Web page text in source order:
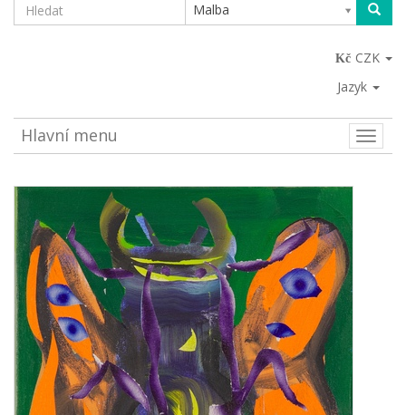
Malba
CZK
Jazyk
Toggle
Hlavní menu